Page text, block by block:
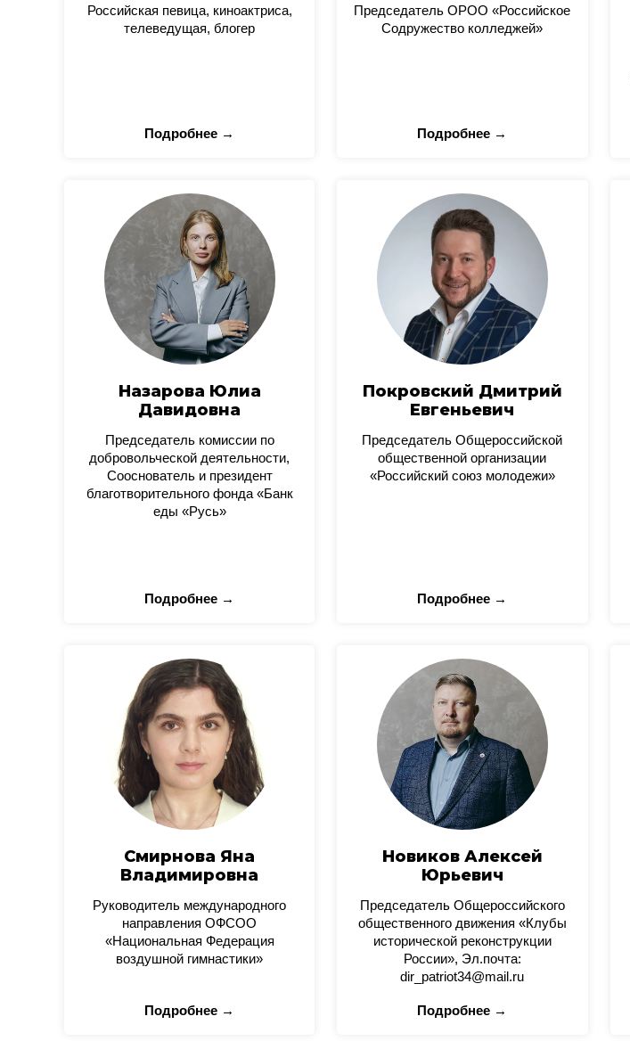
Российская певица, киноактриса,
телеведущая, блогер
Подробнее →
Председатель ОРОО «Российское
Содружество колледжей»
Подробнее →
Назарова Юлиа
Давидовна
Председатель комиссии по
добровольческой деятельности,
Сооснователь и президент
благотворительного фонда «Банк
еды «Русь»
Подробнее →
Покровский Дмитрий
Евгеньевич
Председатель Общероссийской
общественной организации
«Российский союз молодежи»
Подробнее →
Смирнова Яна
Владимировна
Руководитель международного
направления ОФСОО
«Национальная Федерация
воздушной гимнастики»
Подробнее →
Новиков Алексей
Юрьевич
Председатель Общероссийского
общественного движения «Клубы
исторической реконструкции
России», Эл.почта:
dir_patriot34@mail.ru
Подробнее →